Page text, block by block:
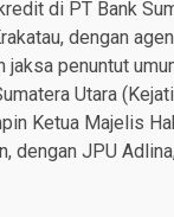
di PT Bank
dengan
jaksa penuntut
Utara
Ketua Majelis
dengan JPU